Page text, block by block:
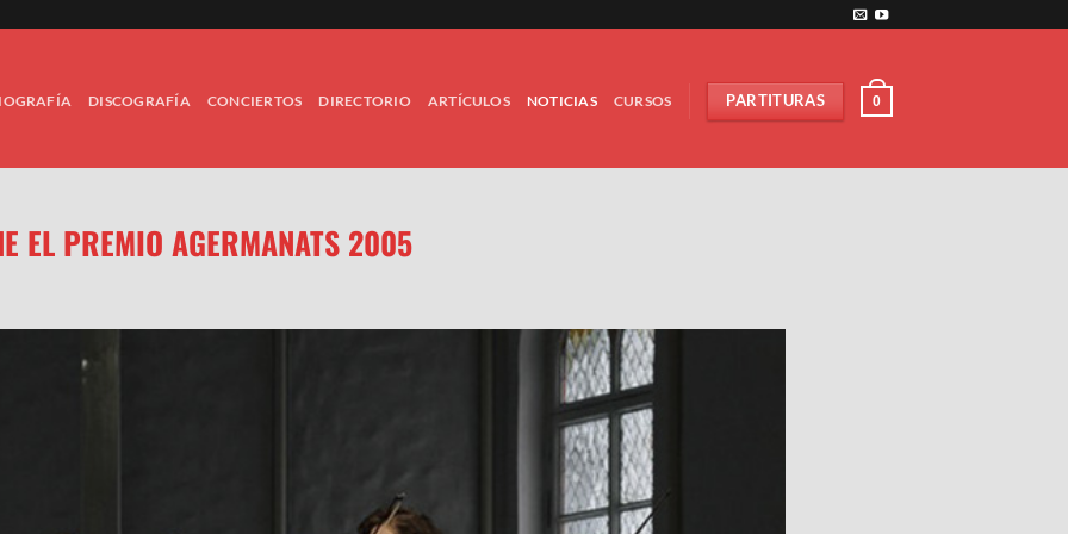
DISCOGRAFÍA CONCIERTOS DIRECTORIO ARTÍCULOS NOTICIAS CURSOS PARTITURAS 0
EL PREMIO AGERMANATS 2005